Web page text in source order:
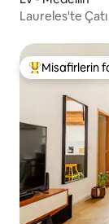
Laureles'te
Misafirlerin
Misafirlerin